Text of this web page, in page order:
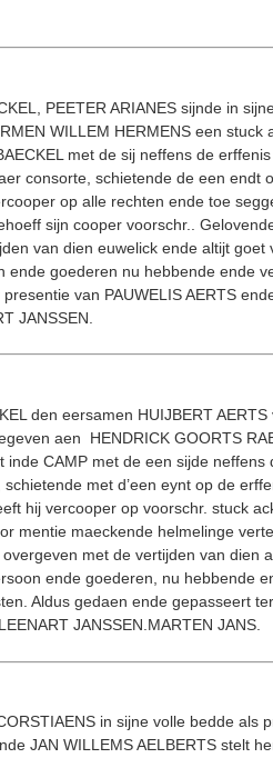
PEETER ARIANES sijnde in
WILLEM HERMENS een stuck
met de sij neffens de
consorte, schietende de een
op alle rechten ende toe
sijn cooper voorschr..
van dien euwelick ende altijt
goederen nu hebbende ende
van PAUWELIS AERTS
JANSSEN.
den eersamen HUIJBERT
aen HENDRICK GOORTS
CAMP met de een sijde neffens
met d’een eynt op de
hij vercooper op voorschr. stuck
maeckende helmelinge
met de vertijden van dien
ende goederen, nu hebbende
Aldus gedaen ende gepasseert
JANSSEN.MARTEN JANS.
in sijne volle bedde als
JAN WILLEMS AELBERTS stelt